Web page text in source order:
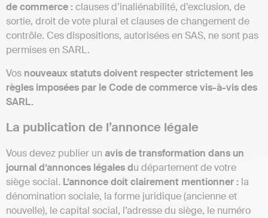
de commerce : clauses d’inaliénabilité, d’exclusion, de
sortie, droit de vote plural et clauses de changement de
contrôle. Ces dispositions, autorisées en SAS, ne sont pas
permises en SARL.
Vos nouveaux statuts doivent respecter strictement les
règles imposées par le Code de commerce vis-à-vis des
SARL.
La publication de l’annonce légale
Vous devez publier un avis de transformation dans un
journal d’annonces légales du département de votre
siège social. L’annonce doit clairement mentionner : la
dénomination sociale, la forme juridique (ancienne et
nouvelle), le capital social, l’adresse du siège, le numéro